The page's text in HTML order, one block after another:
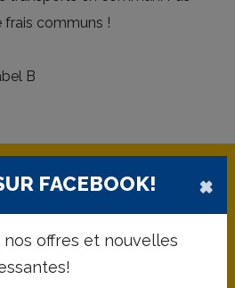
frais communs !
B
1
Chambres à coucher
×
FACEBOOK!
offres et nouvelles